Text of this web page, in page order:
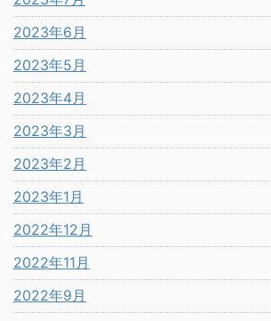
2023年6月
2023年5月
2023年4月
2023年3月
2023年2月
2023年1月
2022年12月
2022年11月
2022年9月